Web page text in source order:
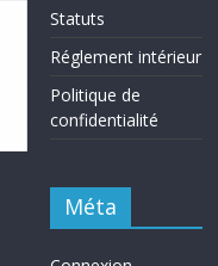
Statuts
Réglement intérieur
Politique de
confidentialité
Méta